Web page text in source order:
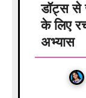
डॉट्स से
के लिए
अभ्यास